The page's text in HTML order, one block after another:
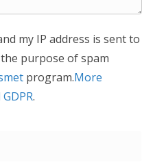
my IP address is sent to
purpose of spam
program.More
.